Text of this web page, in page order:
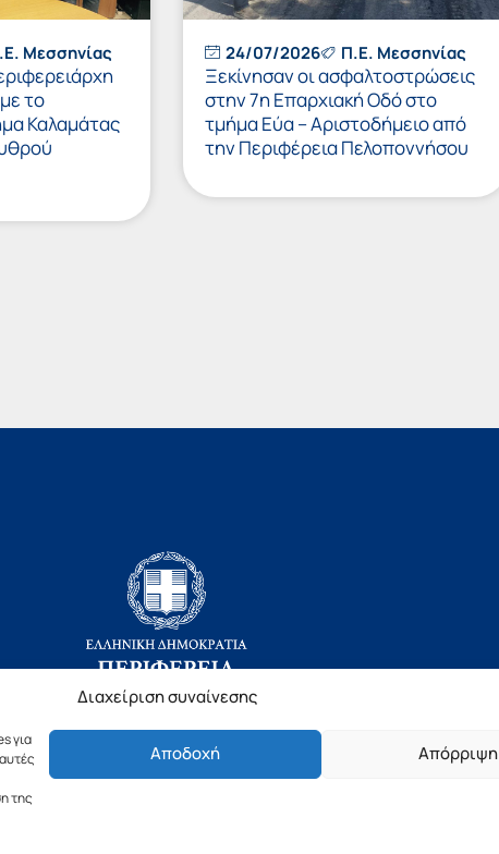
Διαχείριση συναίνεσης
για
της
Αποδοχή Απόρριψη
Μεσσηνίας
το
Καλαμάτας
24/07/2026 Π.Ε. Μεσσηνίας
Ξεκίνησαν οι ασφαλτοστρώσεις
στην 7η Επαρχιακή Οδό στο
τμήμα Εύα – Αριστοδήμειο από
την Περιφέρεια Πελοποννήσου
© 2019 Περιφέρεια Πελοποννήσου.
από τηνλimeframeγια την Περιφέρεια Πελοποννήσου